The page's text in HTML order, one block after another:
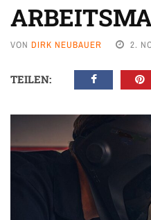
VON DIRK NEUBAUER 2.
TEILEN: